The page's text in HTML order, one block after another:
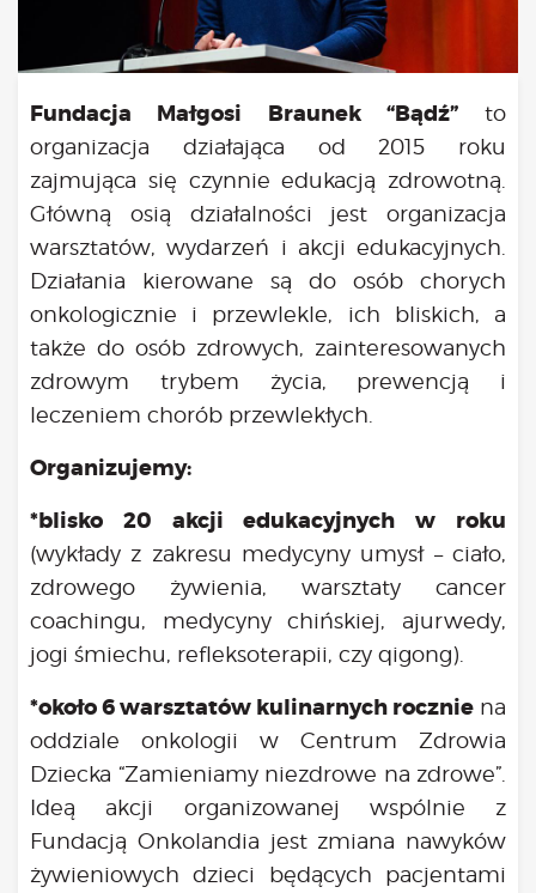
Fundacja Małgosi Braunek “Bądź”to
organizacja działająca od 2015 roku
zajmująca się czynnie edukacją zdrowotną.
Główną osią działalności jest organizacja
warsztatów, wydarzeń i akcji edukacyjnych.
Działania kierowane są do osób chorych
onkologicznie i przewlekle, ich bliskich, a
także do osób zdrowych, zainteresowanych
zdrowym trybem życia, prewencją i
leczeniem chorób przewlekłych.
Organizujemy:
*blisko 20 akcji edukacyjnych w roku
(wykłady z zakresu medycyny umysł – ciało,
zdrowego żywienia, warsztaty cancer
coachingu, medycyny chińskiej, ajurwedy,
jogi śmiechu, refleksoterapii, czy qigong).
*około 6 warsztatów kulinarnych rocznie na
oddziale onkologii w Centrum Zdrowia
Dziecka “Zamieniamy niezdrowe na zdrowe”.
Ideą akcji organizowanej wspólnie z
Fundacją Onkolandia jest zmiana nawyków
żywieniowych dzieci będących pacjentami
Kongres 2018
Projekty
kwiecień – maj
Grupa praktyka oddechowa
Grupa wsparcia fundacji BądźMy
Jestem i Będę
Kurs mindfulness online
Bądź od Małego
Bądź w Kazimierzu
Cykle edukacyjne (warsztaty i LIVE’y)
Infolinia
Sensowne ścieżki zdrowia
Zmieniamy niezdrowe na zdrowe
Storytel
Bądź na bieżąco
aktualności
Było
Ciało
Duch
Psychika
Uśmiechnij się!
Media